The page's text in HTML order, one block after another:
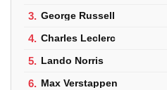
3. George Russell
4. Charles Leclerc
5. Lando Norris
6. Max Verstappen